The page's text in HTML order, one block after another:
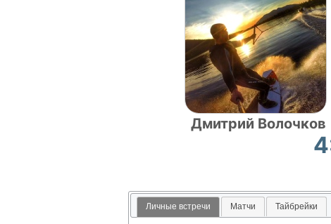
Дмитрий Волочков
Личные встречи Матчи Тайбрейки